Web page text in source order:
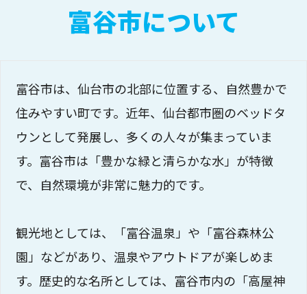
富谷市について
富谷市は、仙台市の北部に位置する、自然豊かで
住みやすい町です。近年、仙台都市圏のベッドタ
ウンとして発展し、多くの人々が集まっていま
す。富谷市は「豊かな緑と清らかな水」が特徴
で、自然環境が非常に魅力的です。
観光地としては、「富谷温泉」や「富谷森林公
園」などがあり、温泉やアウトドアが楽しめま
す。歴史的な名所としては、富谷市内の「高屋神